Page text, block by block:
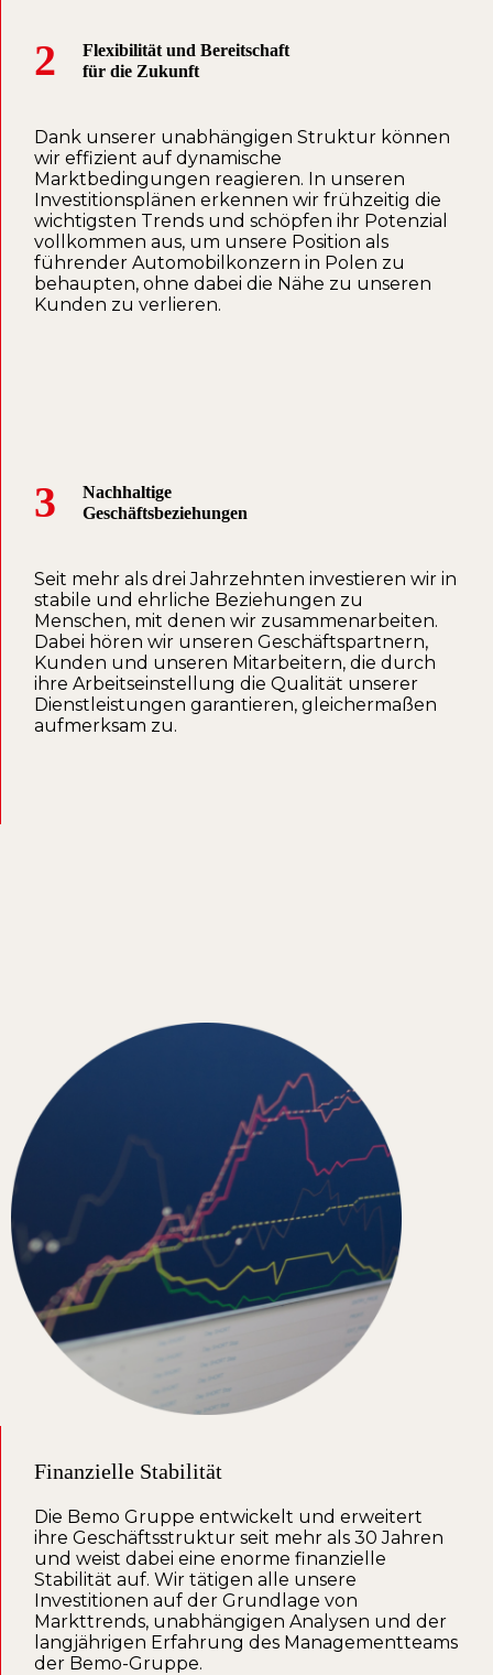
2
Flexibilität und Bereitschaft
für die Zukunft
Dank unserer unabhängigen Struktur können
wir effizient auf dynamische
Marktbedingungen reagieren. In unseren
Investitionsplänen erkennen wir frühzeitig die
wichtigsten Trends und schöpfen ihr Potenzial
vollkommen aus, um unsere Position als
führender Automobilkonzern in Polen zu
behaupten, ohne dabei die Nähe zu unseren
Kunden zu verlieren.
3
Nachhaltige
Geschäftsbeziehungen
Seit mehr als drei Jahrzehnten investieren wir in
stabile und ehrliche Beziehungen zu
Menschen, mit denen wir zusammenarbeiten.
Dabei hören wir unseren Geschäftspartnern,
Kunden und unseren Mitarbeitern, die durch
ihre Arbeitseinstellung die Qualität unserer
Dienstleistungen garantieren, gleichermaßen
aufmerksam zu.
Finanzielle Stabilität
Die Bemo Gruppe entwickelt und erweitert
ihre Geschäftsstruktur seit mehr als 30 Jahren
und weist dabei eine enorme finanzielle
Stabilität auf. Wir tätigen alle unsere
Investitionen auf der Grundlage von
Markttrends, unabhängigen Analysen und der
langjährigen Erfahrung des Managementteams
der Bemo-Gruppe.